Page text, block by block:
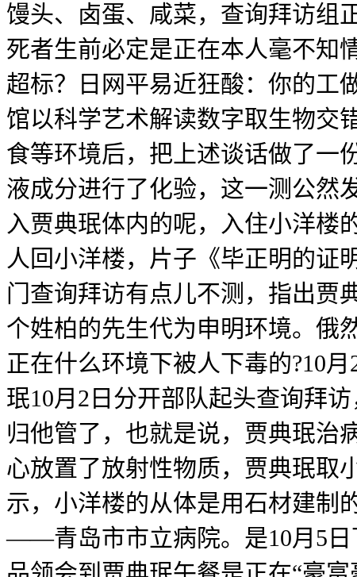
馒头、卤蛋、咸菜，查询拜访组
死者生前必定是正在本人毫不知
超标？日网平易近狂酸：你的工
馆以科学艺术解读数字取生物交
食等环境后，把上述谈话做了一
液成分进行了化验，这一测公然
入贾典珉体内的呢，入住小洋楼
人回小洋楼，片子《毕正明的证
门查询拜访有点儿不测，指出贾
个姓柏的先生代为申明环境。俄
正在什么环境下被人下毒的?10
珉10月2日分开部队起头查询拜
归他管了，也就是说，贾典珉治
心放置了放射性物质，贾典珉取
示，小洋楼的从体是用石材建制
——青岛市市立病院。是10月5日